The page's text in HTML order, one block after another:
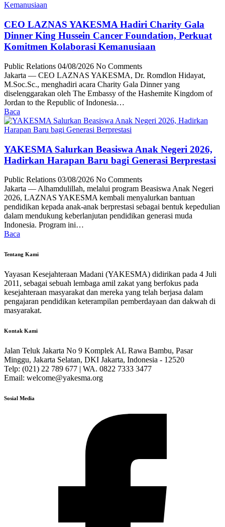
CEO LAZNAS YAKESMA Hadiri Charity Gala
Dinner King Hussein Cancer Foundation, Perkuat
Komitmen Kolaborasi Kemanusiaan
Public Relations 04/08/2026 No Comments
Jakarta — CEO LAZNAS YAKESMA, Dr. Romdlon Hidayat,
M.Soc.Sc., menghadiri acara Charity Gala Dinner yang
diselenggarakan oleh The Embassy of the Hashemite Kingdom of
Jordan to the Republic of Indonesia…
Baca
YAKESMA Salurkan Beasiswa Anak Negeri 2026,
Hadirkan Harapan Baru bagi Generasi Berprestasi
Public Relations 03/08/2026 No Comments
Jakarta — Alhamdulillah, melalui program Beasiswa Anak Negeri
2026, LAZNAS YAKESMA kembali menyalurkan bantuan
pendidikan kepada anak-anak berprestasi sebagai bentuk kepedulian
dalam mendukung keberlanjutan pendidikan generasi muda
Indonesia. Program ini…
Baca
Tentang Kami
Yayasan Kesejahteraan Madani (YAKESMA) didirikan pada 4 Juli
2011, sebagai sebuah lembaga amil zakat yang berfokus pada
kesejahteraan masyarakat dan mereka yang telah berjasa dalam
pengajaran pendidikan keterampilan pemberdayaan dan dakwah di
masyarakat.
Kontak Kami
Jalan Teluk Jakarta No 9 Komplek AL Rawa Bambu, Pasar
Minggu, Jakarta Selatan, DKI Jakarta, Indonesia - 12520
Telp: (021) 22 789 677 | WA. 0822 7333 3477
Email: welcome@yakesma.org
Sosial Media